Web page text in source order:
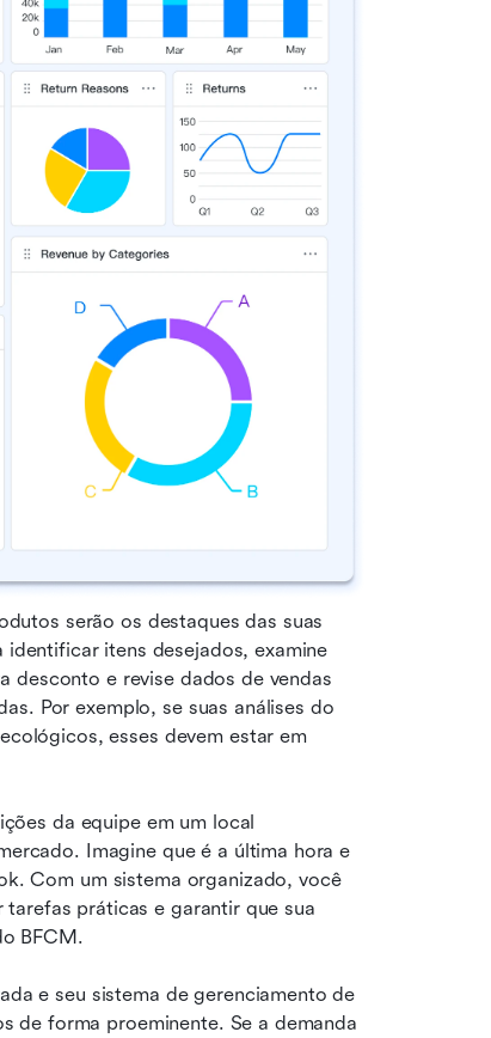
serão os destaques das suas
itens desejados, examine
desconto e revise dados de vendas
Por exemplo, se suas análises do
esses devem estar em
da equipe em um local
Imagine que é a última hora e
Com um sistema organizado, você
práticas e garantir que sua
BFCM.
e seu sistema de gerenciamento de
de forma proeminente. Se a demanda